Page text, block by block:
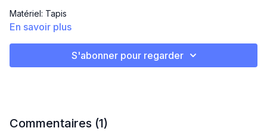
Matériel: Tapis
En savoir plus
S'abonner pour regarder
Commentaires (1)